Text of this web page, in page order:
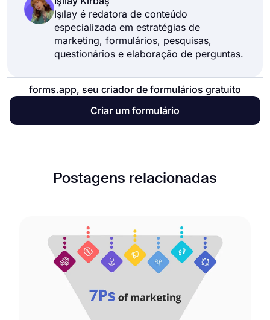
Işılay é redatora de conteúdo
especializada em estratégias de
marketing, formulários, pesquisas,
questionários e elaboração de perguntas.
forms.app, seu criador de formulários gratuito
Criar um formulário
Postagens relacionadas